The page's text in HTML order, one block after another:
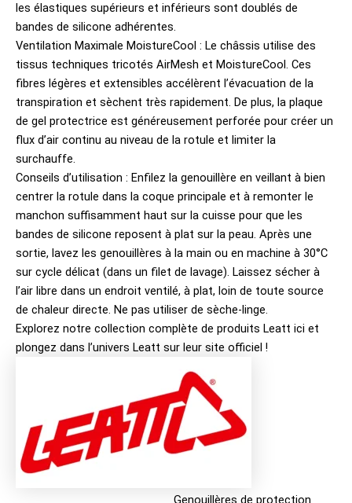
les élastiques supérieurs et inférieurs sont doublés de
bandes de silicone adhérentes.
Ventilation Maximale MoistureCool : Le châssis utilise des
tissus techniques tricotés AirMesh et MoistureCool. Ces
fibres légères et extensibles accélèrent l’évacuation de la
transpiration et sèchent très rapidement. De plus, la plaque
de gel protectrice est généreusement perforée pour créer un
flux d’air continu au niveau de la rotule et limiter la
surchauffe.
Conseils d’utilisation : Enfilez la genouillère en veillant à bien
centrer la rotule dans la coque principale et à remonter le
manchon suffisamment haut sur la cuisse pour que les
bandes de silicone reposent à plat sur la peau. Après une
sortie, lavez les genouillères à la main ou en machine à 30°C
sur cycle délicat (dans un filet de lavage). Laissez sécher à
l’air libre dans un endroit ventilé, à plat, loin de toute source
de chaleur directe. Ne pas utiliser de sèche-linge.
Explorez notre collection complète de produits Leatt ici et
plongez dans l’univers Leatt sur leur site officiel !
Genouillères de protection